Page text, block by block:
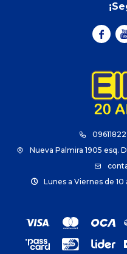
Nueva Palmira 1905 esq.
Lunes a Viernes de 10
